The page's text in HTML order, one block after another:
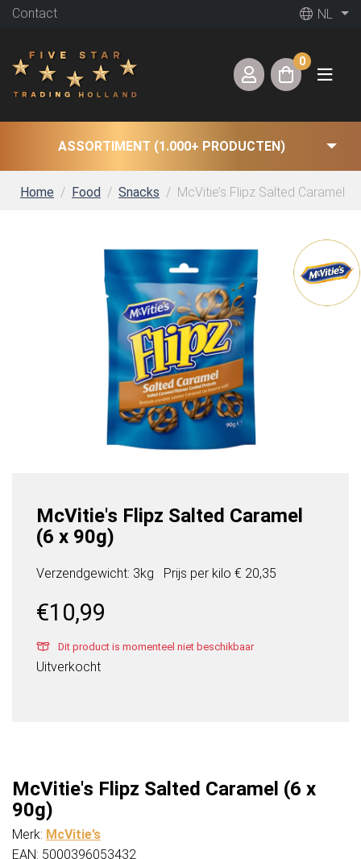
Contact NL
0
ASSORTIMENT (1.000+ PRODUCTEN)
Home Food Snacks McVitie’s Flipz Salted Caramel
McVitie's Flipz Salted Caramel
(6 x 90g)
Verzendgewicht: 3kg Prijs per kilo € 20,35
€10,99
Dit product is momenteel niet beschikbaar
Uitverkocht
McVitie's Flipz Salted Caramel (6 x
90g)
Merk: McVitie’s
EAN: 5000396053432